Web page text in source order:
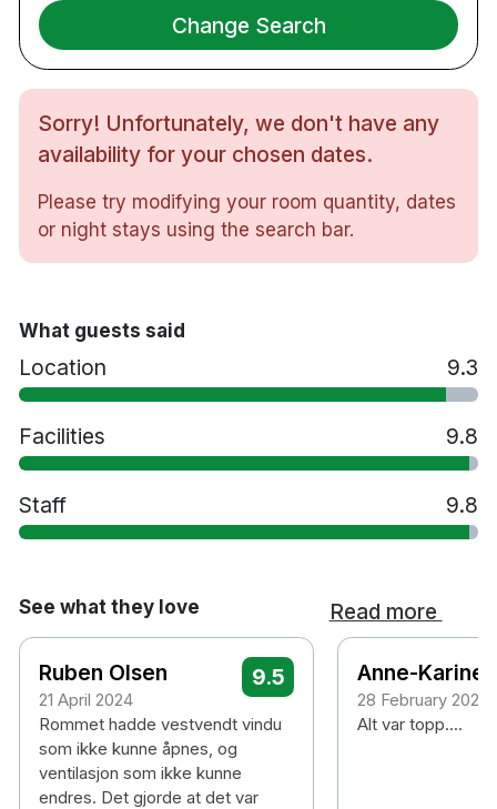
TV
Värdeskåp
Skrivbord
Hårtork
Strykjärn/strykbräda
Lekplats
Spelrum
Bar
Tvättservice
Extrasäng mot en avgift
Husdjur tillåts mot en avgift
Handikappsanpassade rum finns tillgängliga
Rökfritt
10 minuters bilresa till Stavanger flygplats
Change Search
Sorry! Unfortunately, we don't have any
availability for your chosen dates.
Please try modifying your room quantity, dates
or night stays using the search bar.
What guests said
Location 9.3
Facilities 9.8
Staff 9.8
See what they love Read more
Ruben Olsen
21 April 2024
9.5
Rommet hadde vestvendt vindu
som ikke kunne åpnes, og
ventilasjon som ikke kunne
endres. Det gjorde at det var
Anne-Karine
28 February 2024
Alt var topp....